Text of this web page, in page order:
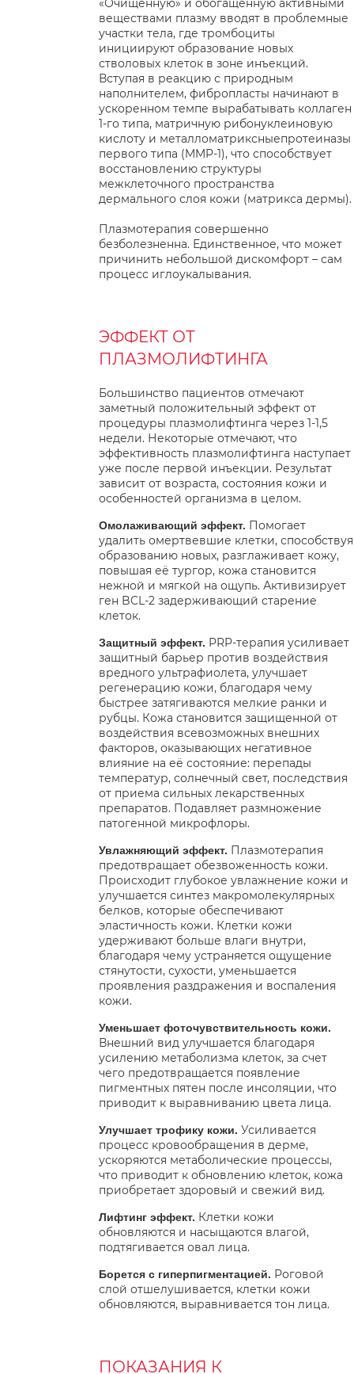
«Очищенную» и обогащенную активными
веществами плазму вводят в проблемные
участки тела, где тромбоциты
инициируют образование новых
стволовых клеток в зоне инъекций.
Вступая в реакцию с природным
наполнителем, фибропласты начинают в
ускоренном темпе вырабатывать коллаген
1-го типа, матричную рибонуклеиновую
кислоту и металломатриксныепротеиназы
первого типа (MMP-1), что способствует
восстановлению структуры
межклеточного пространства
дермального слоя кожи (матрикса дермы).
Плазмотерапия совершенно
безболезненна. Единственное, что может
причинить небольшой дискомфорт – сам
процесс иглоукалывания.
ЭФФЕКТ ОТ
ПЛАЗМОЛИФТИНГА
Большинство пациентов отмечают
заметный положительный эффект от
процедуры плазмолифтинга через 1-1,5
недели. Некоторые отмечают, что
эффективность плазмолифтинга наступает
уже после первой инъекции. Результат
зависит от возраста, состояния кожи и
особенностей организма в целом.
Омолаживающий эффект. Помогает
удалить омертвевшие клетки, способствуя
образованию новых, разглаживает кожу,
повышая её тургор, кожа становится
нежной и мягкой на ощупь. Активизирует
ген BCL-2 задерживающий старение
клеток.
Защитный эффект. PRP-терапия усиливает
защитный барьер против воздействия
вредного ультрафиолета, улучшает
регенерацию кожи, благодаря чему
быстрее затягиваются мелкие ранки и
рубцы. Кожа становится защищенной от
воздействия всевозможных внешних
факторов, оказывающих негативное
влияние на её состояние: перепады
температур, солнечный свет, последствия
от приема сильных лекарственных
препаратов. Подавляет размножение
патогенной микрофлоры.
Увлажняющий эффект. Плазмотерапия
предотвращает обезвоженность кожи.
Происходит глубокое увлажнение кожи и
улучшается синтез макромолекулярных
белков, которые обеспечивают
эластичность кожи. Клетки кожи
удерживают больше влаги внутри,
благодаря чему устраняется ощущение
стянутости, сухости, уменьшается
проявления раздражения и воспаления
кожи.
Уменьшает фоточувствительность кожи.
Внешний вид улучшается благодаря
усилению метаболизма клеток, за счет
чего предотвращается появление
пигментных пятен после инсоляции, что
приводит к выравниванию цвета лица.
Улучшает трофику кожи.Усиливается
процесс кровообращения в дерме,
ускоряются метаболические процессы,
что приводит к обновлению клеток, кожа
приобретает здоровый и свежий вид.
Лифтинг эффект. Клетки кожи
обновляются и насыщаются влагой,
подтягивается овал лица.
Борется с гиперпигментацией. Роговой
слой отшелушивается, клетки кожи
обновляются, выравнивается тон лица.
ПОКАЗАНИЯ К